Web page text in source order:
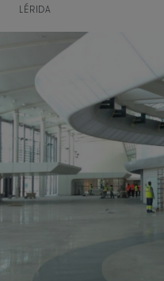
LÉRIDA